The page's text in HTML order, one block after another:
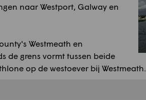
naar Westport, Galway en
Westmeath en
de grens vormt tussen beide
op de westoever bij Westmeath.